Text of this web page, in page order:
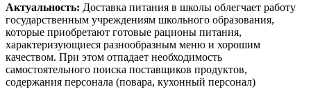
Актуальность: Доставка питания в школы облегчает работу
государственным учреждениям школьного образования,
которые приобретают готовые рационы питания,
характеризующиеся разнообразным меню и хорошим
качеством. При этом отпадает необходимость
самостоятельного поиска поставщиков продуктов,
содержания персонала (повара, кухонный персонал)